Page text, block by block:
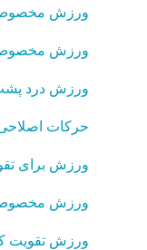
ورزش مخصوص
ورزش مخصوص
ورزش درد
حرکات
ورزش برای
ورزش مخصوص
ورزش تقویت